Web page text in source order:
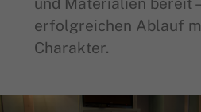
erfolgreichen Ablauf
Charakter.